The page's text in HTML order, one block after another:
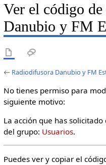
Ver el código
Danubio y FM
← Radiodifusora Danubio y FM
No tienes permiso para
siguiente motivo:
La acción que has
del grupo: Usuarios.
Puedes ver y copiar el